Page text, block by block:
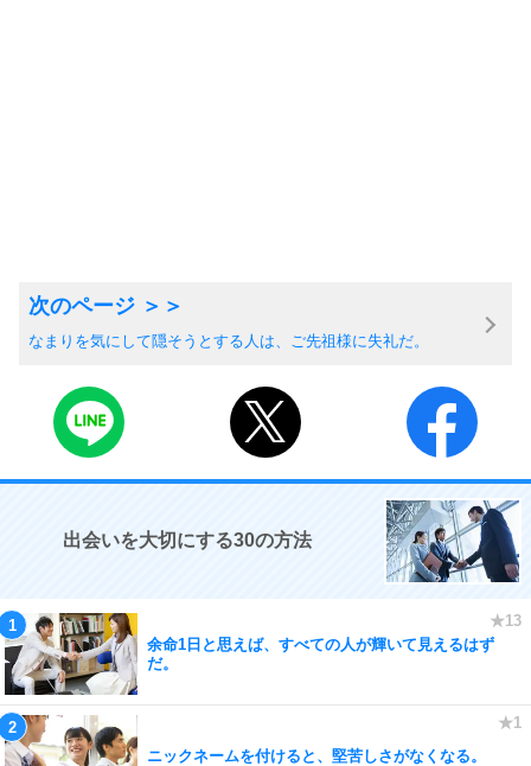
なまりを気にして隠そうとする人は、ご先祖様に失礼だ。
出会いを大切にする30の方法
余命1日と思えば、すべての人が輝いて見えるはず
だ。
ニックネームを付けると、堅苦しさがなくなる。